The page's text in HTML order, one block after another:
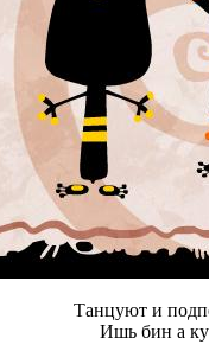
Танцуют и
Ишь бин а